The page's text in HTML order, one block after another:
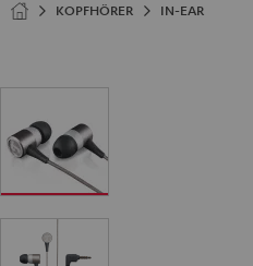
KOPFHÖRER IN-EAR